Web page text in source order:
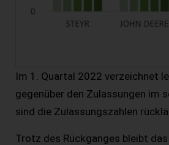
Im 1. Quartal 2022 verzeichnet
gegenüber den Zulassungen im
sind die Zulassungszahlen
Trotz des Rückganges bleibt